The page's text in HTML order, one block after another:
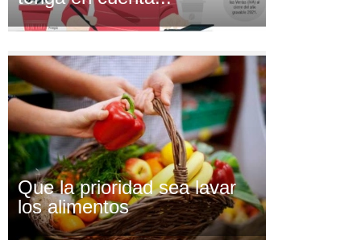
Que la prioridad sea lavar
los alimentos